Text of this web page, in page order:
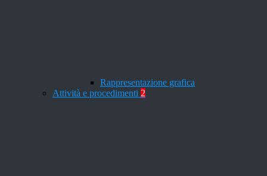
Rappresentazione grafica
Attività e procedimenti 2